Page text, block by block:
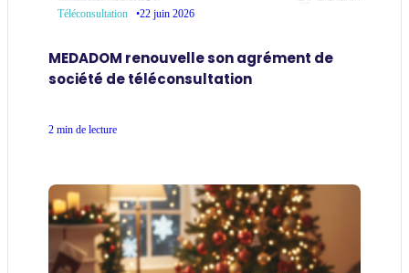
Téléconsultation •22 juin 2026
MEDADOM renouvelle son agrément de
société de téléconsultation
2 min de lecture